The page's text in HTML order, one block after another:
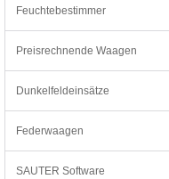
Feuchtebestimmer
Preisrechnende Waagen
Dunkelfeldeinsätze
Federwaagen
SAUTER Software